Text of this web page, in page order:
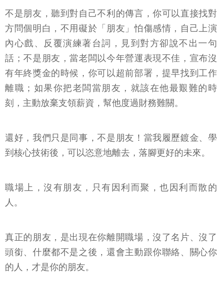
不是朋友，聽到對自己不利的傳言，你可以直接找對
方問個明白，不用礙於「朋友」怕傷感情，自己上演
內心戲、反覆演練著台詞，見到對方卻說不出一句
話；不是朋友，當老闆以今年營運表現不佳，宣布沒
有年終獎金的時候，你可以超前部署，提早找到工作
離職；如果你把老闆當朋友，就該在他最艱難的時
刻，主動放棄支領薪資，幫他度過財務難關。
還好，我們只是同事，不是朋友！當我履歷鍍金、學
到核心技術後，可以恣意地離去，落腳更好的未來。
職場上，沒有朋友，只有因利而聚，也因利而散的
人。
真正的朋友，是出現在你離開職場，沒了名片、沒了
頭銜、什麼都不是之後，還會主動跟你聯絡、關心你
的人，才是你的朋友。